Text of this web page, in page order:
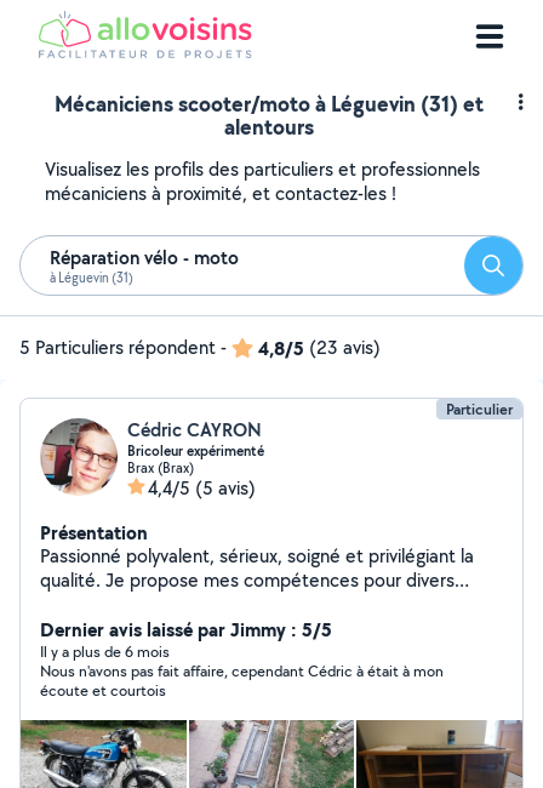
Mécaniciens scooter/moto à Léguevin (31) et
alentours
Visualisez les profils des particuliers et professionnels
mécaniciens à proximité, et contactez-les !
Réparation vélo - moto
à Léguevin (31)
5 Particuliers répondent- 4,8/5 (23 avis)
Particulier
Cédric CAYRON
Bricoleur expérimenté
Brax (Brax)
4,4/5 (5 avis)
Présentation
Passionné polyvalent, sérieux, soigné et privilégiant la
qualité. Je propose mes compétences pour divers
construction) - Jardinage (tonte pelouse, taille de haies,
potager) - Mécanique (toutes interventions sur moto et
voiture) - Plomberie (pose robinet, soudure cuivre) -
Carrelage (pose carreaux, joint) - Menuiserie (pose de
meubles, fabrication meubles sur mesure, ponçage et
peinture, pose parquet) Je cherche toujours la qualité
au meilleur prix, je suis arrangeant sur les prix.
Dernier avis laissé par Jimmy : 5/5
Il y a plus de 6 mois
Nous n'avons pas fait affaire, cependant Cédric à était à mon
écoute et courtois